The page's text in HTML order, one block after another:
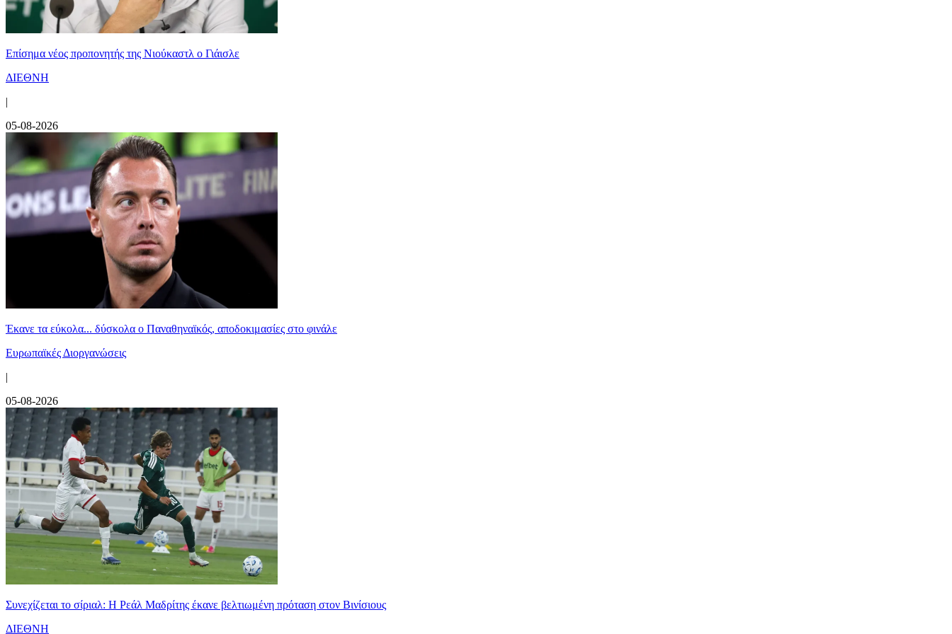
Επίσημα νέος προπονητής της Νιούκαστλ ο Γιάισλε
ΔΙΕΘΝΗ
|
05-08-2026
Έκανε τα εύκολα... δύσκολα ο Παναθηναϊκός, αποδοκιμασίες στο φινάλε
Ευρωπαϊκές Διοργανώσεις
|
05-08-2026
Συνεχίζεται το σίριαλ: Η Ρεάλ Μαδρίτης έκανε βελτιωμένη πρόταση στον Βινίσιους
ΔΙΕΘΝΗ